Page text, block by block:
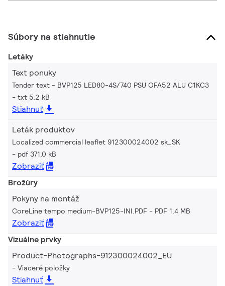
Súbory na stiahnutie
Letáky
Text ponuky
Tender text - BVP125 LED80-4S/740 PSU OFA52 ALU C1KC3
txt 5.2 kB
Stiahnuť
Leták produktov
Localized commercial leaflet 912300024002 sk_SK
pdf 371.0 kB
Zobraziť
Brožúry
Pokyny na montáž
CoreLine tempo medium-BVP125-INI.PDF PDF 1.4 MB
Zobraziť
Vizuálne prvky
Product-Photographs-912300024002_EU
Viaceré položky
Stiahnuť